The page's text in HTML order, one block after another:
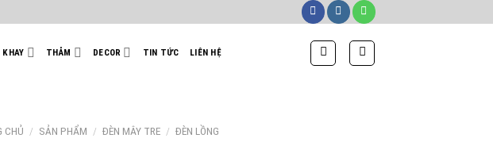
KHAY THẢM DECOR TIN TỨC LIÊN HỆ
CHỦ / SẢN PHẨM / ĐÈN MÂY TRE / ĐÈN LỒNG